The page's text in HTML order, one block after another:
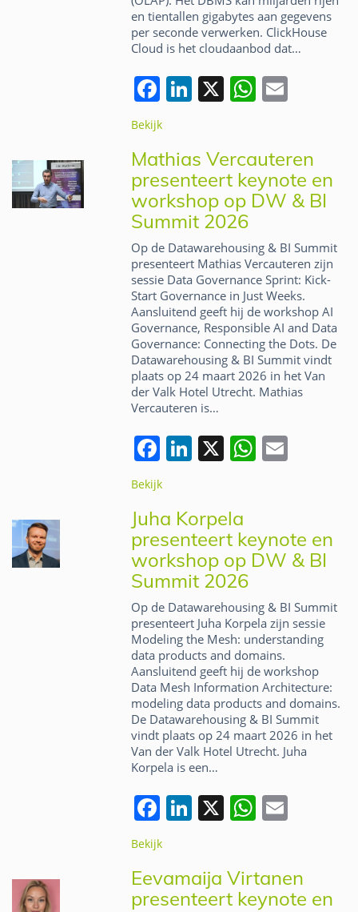
en tientallen gigabytes aan gegevens
per seconde verwerken. ClickHouse
Cloud is het cloudaanbod dat…
F
a
c
e
b
o
o
k
Li
e
dI
n
X W
s
A
p
p
l
Bekijk
Mathias Vercauteren
presenteert keynote en
workshop op DW & BI
Summit 2026
Op de Datawarehousing & BI Summit
presenteert Mathias Vercauteren zijn
sessie Data Governance Sprint: Kick-
Start Governance in Just Weeks.
Aansluitend geeft hij de workshop AI
Governance, Responsible AI and Data
Governance: Connecting the Dots. De
Datawarehousing & BI Summit vindt
plaats op 24 maart 2026 in het Van
der Valk Hotel Utrecht. Mathias
Vercauteren is…
F
a
c
e
b
o
o
k
Li
e
dI
n
X W
A
p
p
l
Bekijk
Juha Korpela
presenteert keynote en
workshop op DW & BI
Summit 2026
Op de Datawarehousing & BI Summit
presenteert Juha Korpela zijn sessie
Modeling the Mesh: understanding
data products and domains.
Aansluitend geeft hij de workshop
Data Mesh Information Architecture:
modeling data products and domains.
De Datawarehousing & BI Summit
vindt plaats op 24 maart 2026 in het
Van der Valk Hotel Utrecht. Juha
Korpela is een…
F
a
c
e
Li
e
X W
s l
Bekijk
Eevamaija Virtanen
presenteert keynote en